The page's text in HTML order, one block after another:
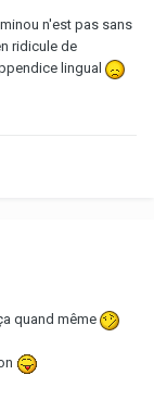
n'est pas sans
ridicule de
lingual
quand même